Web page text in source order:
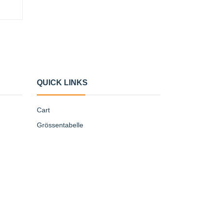
QUICK LINKS
Cart
Grössentabelle